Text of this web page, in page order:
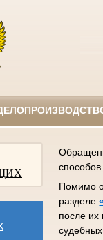
Помимо
разделе
после их